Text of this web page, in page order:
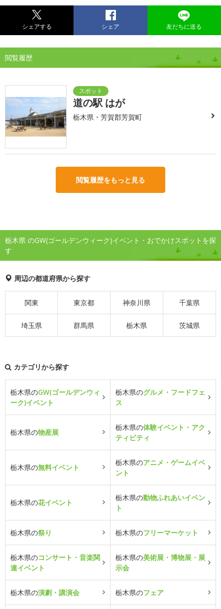
シェアする シェア 友だちに送る
閲覧履歴
道の駅 はが
栃木県・芳賀郡芳賀町
閲覧履歴をもっと見る
栃木県 のGW(ゴールデンウィーク)イベント・おでかけスポットを探
す
周辺の都道府県から探す
関東 東京都 神奈川県 千葉県
埼玉県 群馬県 栃木県 茨城県
カテゴリから探す
栃木県のGW(ゴールデンウィ
ーク)イベント
栃木県のグルメ・フードフェ
ス
栃木県の物産展
栃木県の体験イベント・アク
ティビティ
栃木県の無料イベント
栃木県のアニメ・ゲームイベ
ント
栃木県の花イベント
栃木県の動物ふれあいイベン
ト
栃木県の祭り 栃木県のフリーマーケット
栃木県のコンサート・音楽関
連イベント
栃木県の美術展・博物展・展
示会
栃木県の演劇・講演会 栃木県のフェア